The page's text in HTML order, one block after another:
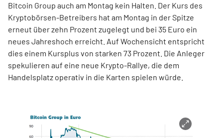
Bitcoin Group auch am Montag kein Halten. Der Kurs des
Kryptobörsen-Betreibers hat am Montag in der Spitze
erneut über zehn Prozent zugelegt und bei 35 Euro ein
neues Jahreshoch erreicht. Auf Wochensicht entspricht
dies einem Kursplus von starken 73 Prozent. Die Anleger
spekulieren auf eine neue Krypto-Rallye, die dem
Handelsplatz operativ in die Karten spielen würde.